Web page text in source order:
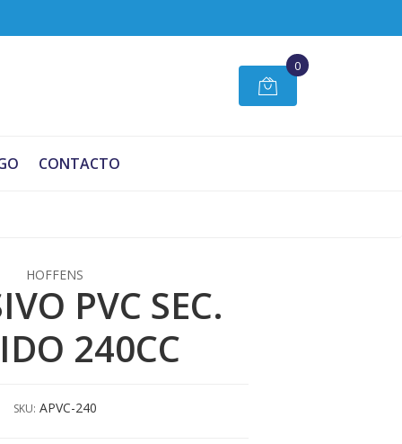
0
CONTACTO
HOFFENS
PVC SEC.
240CC
SKU: APVC-240